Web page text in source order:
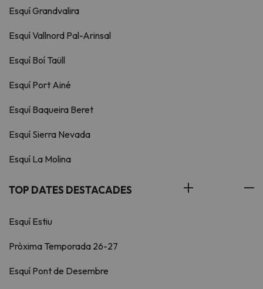
Esquí Grandvalira
Esquí Vallnord Pal-Arinsal
Esquí Boí Taüll
Esquí Port Ainé
Esquí Baqueira Beret
Esquí Sierra Nevada
Esquí La Molina
TOP DATES DESTACADES
Esquí Estiu
Pròxima Temporada 26-27
Esquí Pont de Desembre